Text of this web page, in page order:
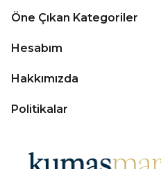
Öne Çıkan Kategoriler
Hesabım
Hakkımızda
Politikalar